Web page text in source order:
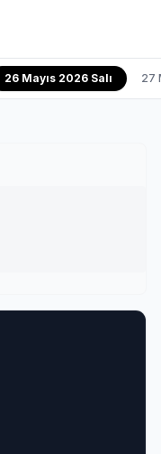
26 Mayıs 2026 Salı 27